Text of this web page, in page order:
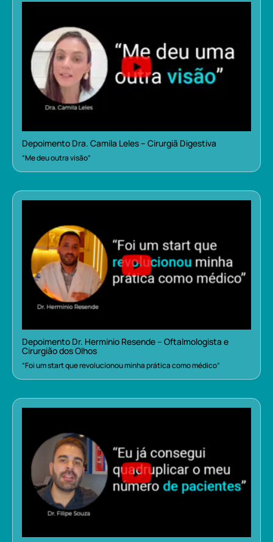
Depoimento Dra. Camila Leles – Cirurgiã Digestiva
“Me deu outra visão”
Depoimento Dr. Herminio Resende – Oftalmologista e
Cirurgião dos Olhos
“Foi um start que revolucionou minha prática como médico”